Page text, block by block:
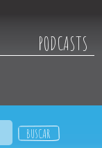
PODCASTS